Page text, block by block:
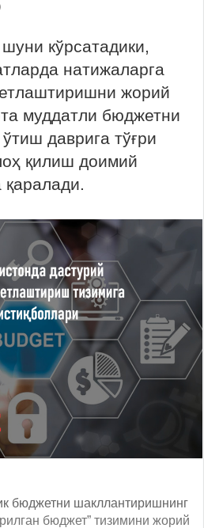
кўрсатадики,
натижаларга
жорий
муддатли бюджетни
даврига тўғри
қилиш доимий
бюджетни шакллантиришнинг
бюджет” тизимини жорий